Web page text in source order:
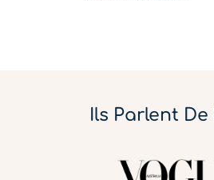
Ils Parlent De